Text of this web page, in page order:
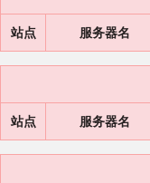
站点 服务器名
站点 服务器名